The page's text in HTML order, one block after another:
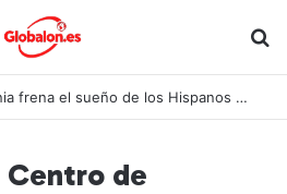
::Balonmano – Alemania frena el sueño de los Hispanos Juveniles, que lucharán ahora por el bronce europeo
Centro de